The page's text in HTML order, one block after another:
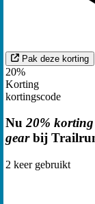
Pak deze korting
20%
Korting
kortingscode
Nu20%
gearbij
2 keer gebruikt